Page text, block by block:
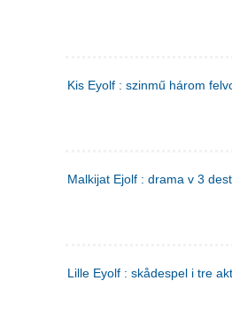
Kis Eyolf : szinmű három
Malkijat Ejolf : drama v 3
Lille Eyolf : skådespel i tre